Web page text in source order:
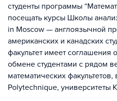
студенты программы
посещать курсы Школы
in Moscow — англоязычной
американских и канадских
факультет имеет соглашения
обмене студентами с рядом
математических
Polytechnique, университеты